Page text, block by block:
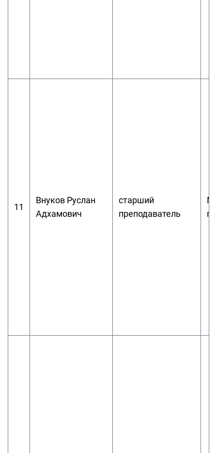
11
Внуков Руслан
Адхамович
старший
преподаватель